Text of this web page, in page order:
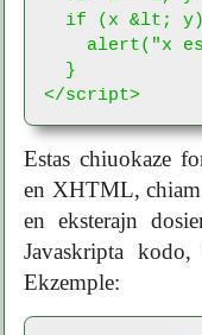
</script>
Estas chiuokaze
en XHTML, chiam
en eksterajn
Javaskripta
Ekzemple: